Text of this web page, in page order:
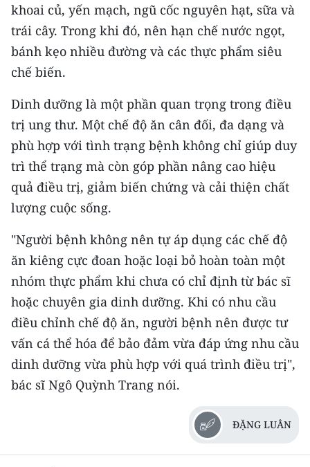
khoai củ, yến mạch, ngũ cốc nguyên hạt, sữa và
trái cây. Trong khi đó, nên hạn chế nước ngọt,
bánh kẹo nhiều đường và các thực phẩm siêu
chế biến.
Dinh dưỡng là một phần quan trọng trong điều
trị ung thư. Một chế độ ăn cân đối, đa dạng và
phù hợp với tình trạng bệnh không chỉ giúp duy
trì thể trạng mà còn góp phần nâng cao hiệu
quả điều trị, giảm biến chứng và cải thiện chất
lượng cuộc sống.
"Người bệnh không nên tự áp dụng các chế độ
ăn kiêng cực đoan hoặc loại bỏ hoàn toàn một
nhóm thực phẩm khi chưa có chỉ định từ bác sĩ
hoặc chuyên gia dinh dưỡng. Khi có nhu cầu
điều chỉnh chế độ ăn, người bệnh nên được tư
vấn cá thể hóa để bảo đảm vừa đáp ứng nhu cầu
dinh dưỡng vừa phù hợp với quá trình điều trị",
bác sĩ Ngô Quỳnh Trang nói.
ĐẶNG LUÂN